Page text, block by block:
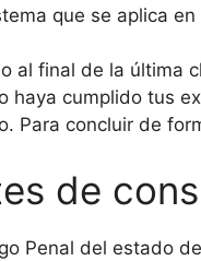
que se aplica
al final de la última
haya cumplido tus
Para concluir de
de
Penal del estado